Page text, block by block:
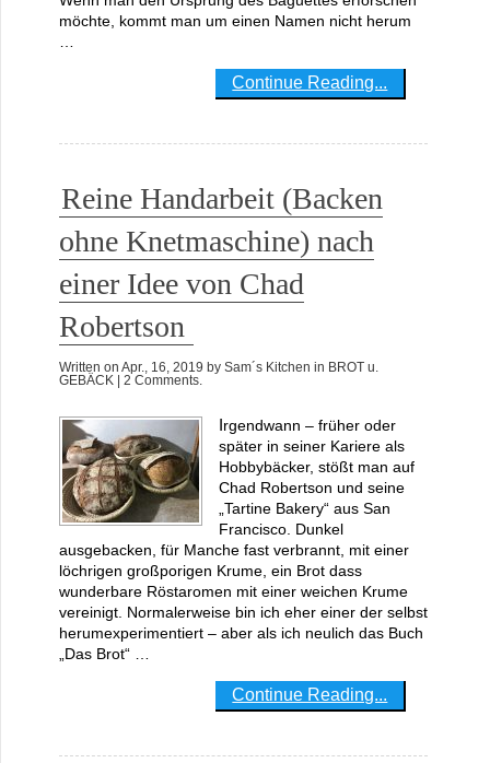
möchte, kommt man um einen Namen nicht herum
Continue Reading...
Reine Handarbeit (Backen
ohne Knetmaschine) nach
einer Idee von Chad
Robertson
Written on Apr., 16, 2019 by Sam´s Kitchen in BROT u.
GEBÄCK
| 2 Comments.
Irgendwann – früher oder
später in seiner Kariere als
Hobbybäcker, stößt man auf
Chad Robertson und seine
„Tartine Bakery“ aus San
Francisco. Dunkel
ausgebacken, für Manche fast verbrannt, mit einer
löchrigen großporigen Krume, ein Brot dass
wunderbare Röstaromen mit einer weichen Krume
vereinigt. Normalerweise bin ich eher einer der selbst
herumexperimentiert – aber als ich neulich das Buch
„Das Brot“ …
Continue Reading...